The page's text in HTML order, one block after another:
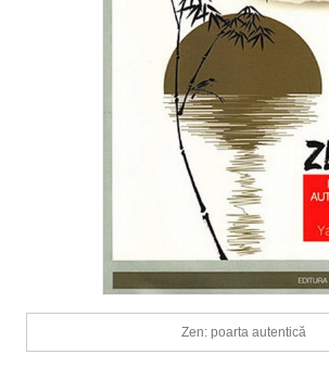
Zen: poarta autentică